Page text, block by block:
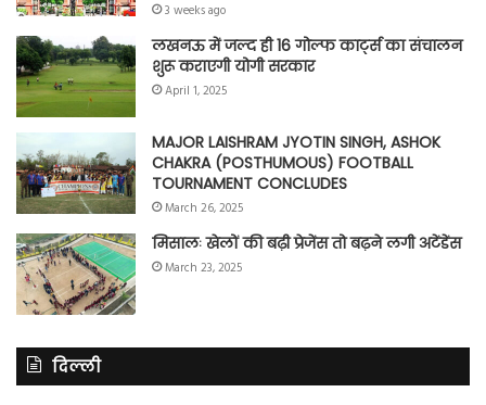
3 weeks ago
लखनऊ में जल्द ही 16 गोल्फ कार्ट्स का संचालन
शुरू कराएगी योगी सरकार
April 1, 2025
MAJOR LAISHRAM JYOTIN SINGH, ASHOK
CHAKRA (POSTHUMOUS) FOOTBALL
TOURNAMENT CONCLUDES
March 26, 2025
मिसालः खेलों की बढ़ी प्रेजेंस तो बढ़ने लगी अटेंडेंस
March 23, 2025
दिल्ली